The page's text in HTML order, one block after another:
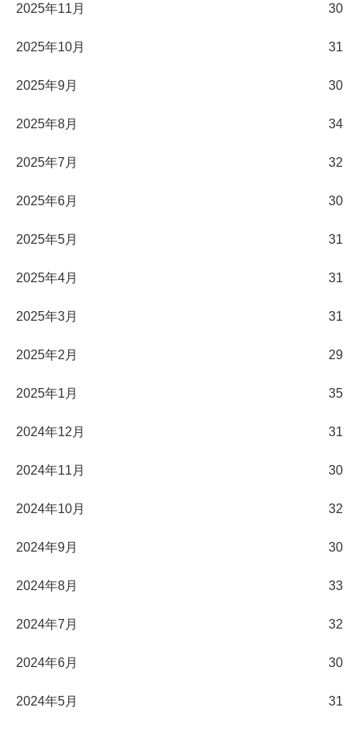
2025年11月 30
2025年10月 31
2025年9月 30
2025年8月 34
2025年7月 32
2025年6月 30
2025年5月 31
2025年4月 31
2025年3月 31
2025年2月 29
2025年1月 35
2024年12月 31
2024年11月 30
2024年10月 32
2024年9月 30
2024年8月 33
2024年7月 32
2024年6月 30
2024年5月 31